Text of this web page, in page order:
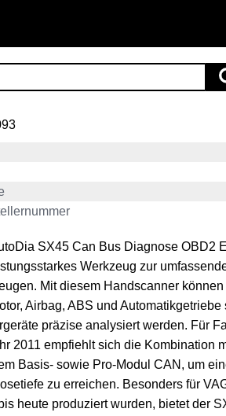
SX45 Can Bus Diagnose OBD2
Werkzeug zur
Mit diesem Handscanner
Airbag, ABS und
präzise analysiert werden. Für
2011 empfiehlt sich die Kombination
Basis- sowie Pro-Modul CAN, um
zu erreichen. Besonders für
heute produziert wurden, bietet der